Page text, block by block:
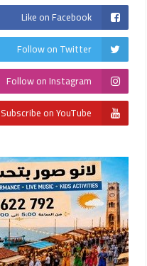
Like on Facebook
Follow on Twitter
Follow on Instagram
Subscribe on YouTube